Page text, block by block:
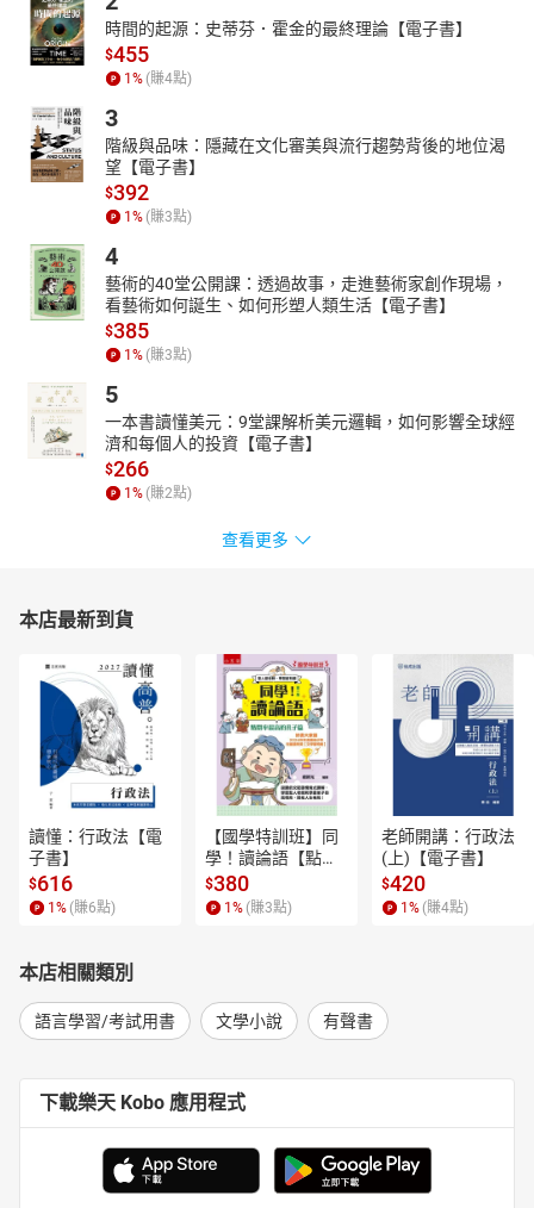
時間的起源：史蒂芬．霍金的最終理論【電子書】
$455
1% (賺4點)
3
階級與品味：隱藏在文化審美與流行趨勢背後的地位渴
望【電子書】
$392
1% (賺3點)
4
藝術的40堂公開課：透過故事，走進藝術家創作現場，
看藝術如何誕生、如何形塑人類生活【電子書】
$385
1% (賺3點)
5
一本書讀懂美元：9堂課解析美元邏輯，如何影響全球經
濟和每個人的投資【電子書】
$266
1% (賺2點)
查看更多
本店最新到貨
讀懂：行政法【電
子書】
$616
1 % (賺6點)
【國學特訓班】同
學！讀論語【點閱
率最高的孔子篇】
逗趣的文配圖情境
式講解，學習聖人
$380
1 % (賺3點)
老師開講：行政法
(上)【電子書】
$420
1 % (賺4點)
本店相關類別
語言學習/考試用書 文學小說 有聲書
下載樂天 Kobo 應用程式